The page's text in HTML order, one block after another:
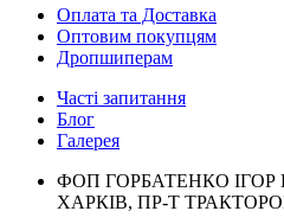
Оплата та Доставка
Оптовим покупцям
Дропшиперам
Часті запитання
Блог
Галерея
ФОП ГОРБАТЕНКО
ХАРКІВ, ПР-Т